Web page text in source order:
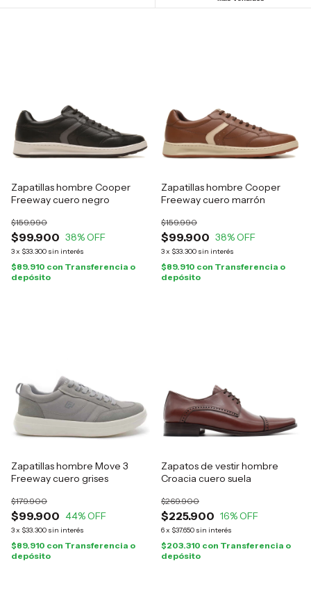
Zapatillas hombre Cooper
Freeway cuero negro
$99.900
$159.990
38% OFF
3x $33.300 sin interés
$89.910 con Transferencia o
depósito
Zapatillas hombre Cooper
Freeway cuero marrón
$99.900
$159.990
38% OFF
3x $33.300 sin interés
$89.910 con Transferencia o
depósito
Zapatillas hombre Move 3
Freeway cuero grises
$99.900
$179.900
44% OFF
3x $33.300 sin interés
$89.910 con Transferencia o
depósito
Zapatos de vestir hombre
Croacia cuero suela
$225.900
$269.900
16% OFF
6x $37.650 sin interés
$203.310 con Transferencia o
depósito